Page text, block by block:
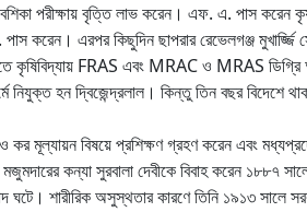
পরীক্ষায় বৃত্তি লাভ করেন। এফ. এ. পাস
করেন। এরপর কিছুদিন ছাপরার রেভেলগঞ্জ মুখার্জ্জি
কৃষিবিদ্যায় FRAS এবং MRAC ও MRAS
নিযুক্ত হন দ্বিজেন্দ্রলাল। কিন্তু তিন বছর বিদেশে
ও কর মূল্যায়ন বিষয়ে প্রশিক্ষণ গ্রহণ করেন এবং
মজুমদারের কন্যা সুরবালা দেবীকে বিবাহ করেন ১৮৮৭
ঘটে। শারীরিক অসুস্থতার কারণে তিনি ১৯১৩ সালে